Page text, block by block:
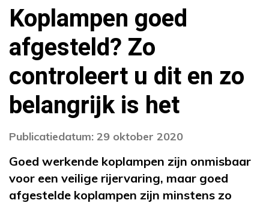
Koplampen goed
afgesteld? Zo
controleert u dit en zo
belangrijk is het
Publicatiedatum: 29 oktober 2020
Goed werkende koplampen zijn onmisbaar
voor een veilige rijervaring, maar goed
afgestelde koplampen zijn minstens zo